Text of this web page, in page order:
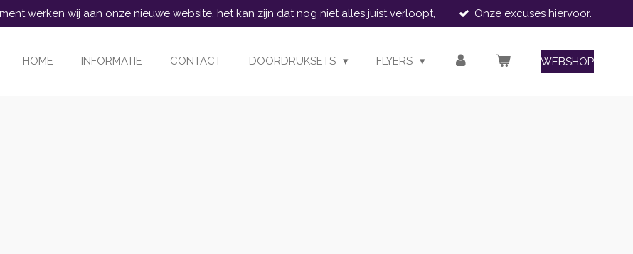
werken wij aan onze nieuwe website, het kan zijn dat nog niet alles juist verloopt, Onze excuses hiervoor.
HOME INFORMATIE CONTACT DOORDRUKSETS FLYERS WEBSHOP